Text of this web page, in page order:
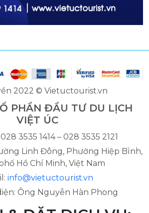
2022 © Vietuctourist.vn
PHẦN ĐẦU TƯ DU LỊCH
VIỆT ÚC
3535 1414 – 028 3535 2121
Linh Đông, Phường Hiệp Bình,
Hồ Chí Minh, Việt Nam
info@vietuctourist.vn
Ông Nguyễn Hàn Phong